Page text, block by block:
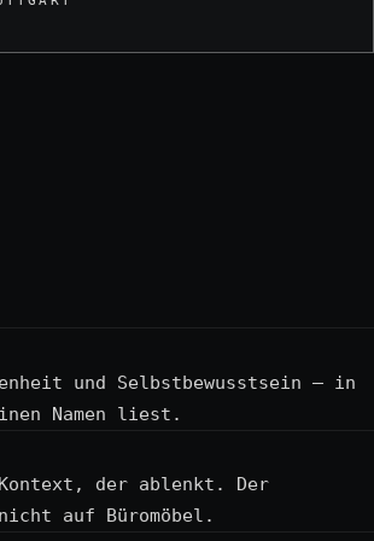
und Selbstbewusstsein — in
Namen liest.
der ablenkt. Der
auf Büromöbel.